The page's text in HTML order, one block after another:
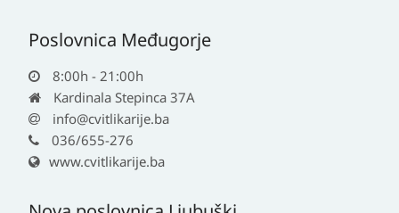
Poslovnica Međugorje
8:00h - 21:00h
Kardinala Stepinca 37A
info@cvitlikarije.ba
036/655-276
www.cvitlikarije.ba